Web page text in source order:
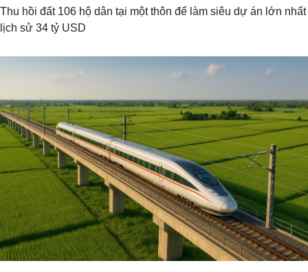
Thu hồi đất 106 hộ dân tại một thôn để làm siêu dự án lớn nhất
lịch sử 34 tỷ USD